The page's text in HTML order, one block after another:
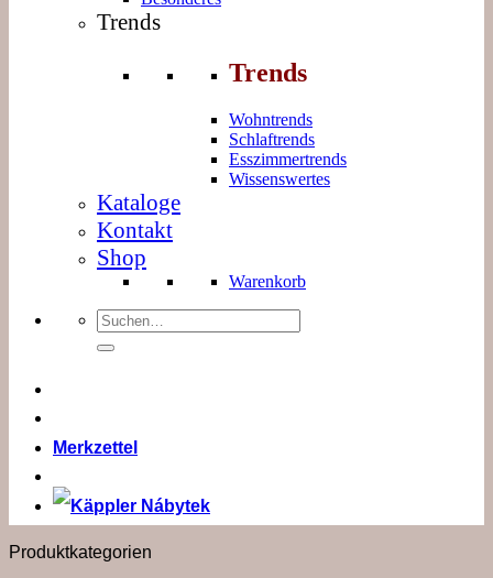
Trends
Trends
Wohntrends
Schlaftrends
Esszimmertrends
Wissenswertes
Kataloge
Kontakt
Shop
Warenkorb
Suchen
nach:
Merkzettel
Produktkategorien